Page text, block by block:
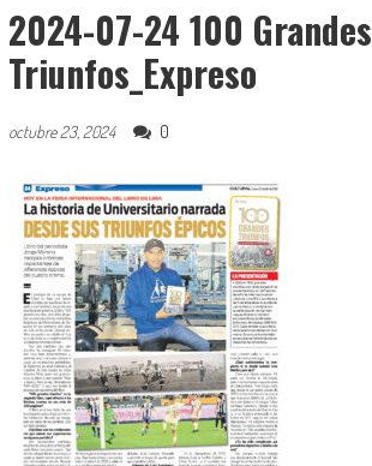
2024-07-24 100 Grandes
Triunfos_Expreso
octubre 23, 2024 0